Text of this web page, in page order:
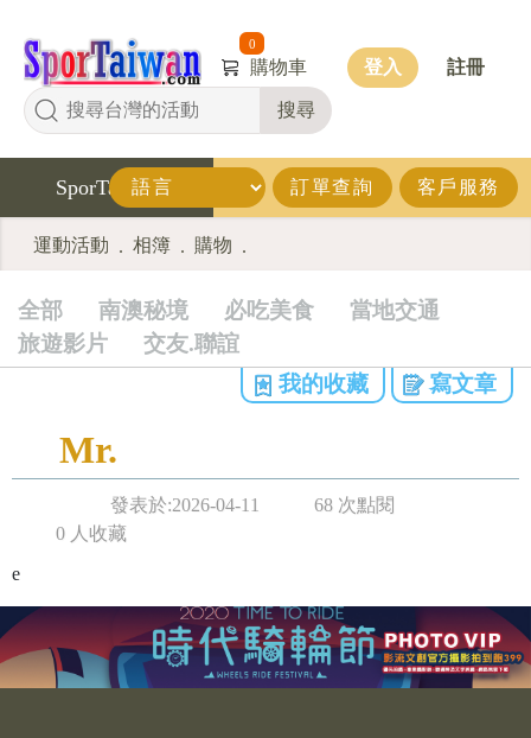
搜尋
0
購物車 登入 註冊
SporTaiwan 訂單查詢 客戶服務
運動活動 . 相簿 . 購物 .
全部 南澳秘境 必吃美食
當地交通
旅遊影片
交友.聯誼
我的收藏
寫文章
Mr.
發表於:2026-04-11
68 次點閱
0 人收藏
e